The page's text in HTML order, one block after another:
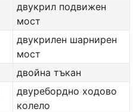
двукрил подвижен
мост
двукрилен шарнирен
мост
двойна тъкан
двуребордно ходово
колело